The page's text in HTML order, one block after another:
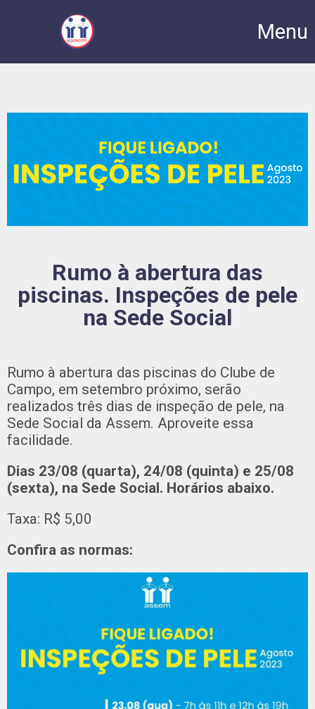
Menu
Rumo à abertura das
piscinas. Inspeções de pele
na Sede Social
Rumo à abertura das piscinas do Clube de
Campo, em setembro próximo, serão
realizados três dias de inspeção de pele, na
Sede Social da Assem. Aproveite essa
facilidade.
Dias 23/08 (quarta), 24/08 (quinta) e 25/08
(sexta), na Sede Social. Horários abaixo.
Taxa: R$ 5,00
Confira as normas: